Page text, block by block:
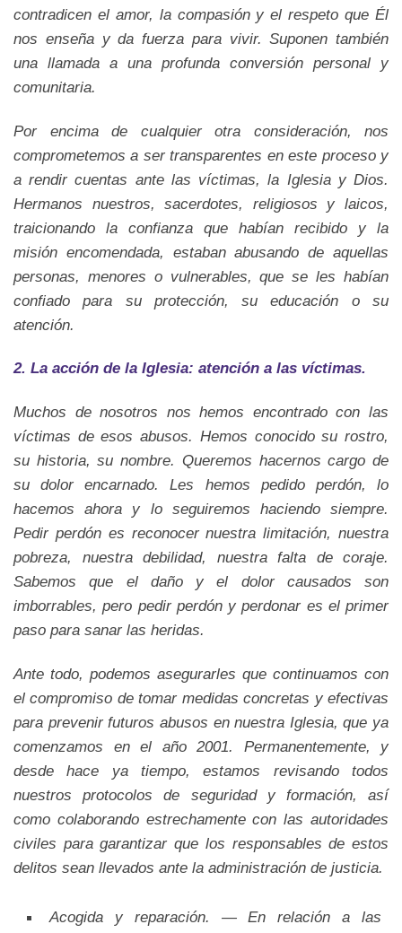
contradicen el amor, la compasión y el respeto que Él
nos enseña y da fuerza para vivir. Suponen también
una llamada a una profunda conversión personal y
comunitaria.
Por encima de cualquier otra consideración, nos
comprometemos a ser transparentes en este proceso y
a rendir cuentas ante las víctimas, la Iglesia y Dios.
Hermanos nuestros, sacerdotes, religiosos y laicos,
traicionando la confianza que habían recibido y la
misión encomendada, estaban abusando de aquellas
personas, menores o vulnerables, que se les habían
confiado para su protección, su educación o su
atención.
2. La acción de la Iglesia: atención a las víctimas.
Muchos de nosotros nos hemos encontrado con las
víctimas de esos abusos. Hemos conocido su rostro,
su historia, su nombre. Queremos hacernos cargo de
su dolor encarnado. Les hemos pedido perdón, lo
hacemos ahora y lo seguiremos haciendo siempre.
Pedir perdón es reconocer nuestra limitación, nuestra
pobreza, nuestra debilidad, nuestra falta de coraje.
Sabemos que el daño y el dolor causados son
imborrables, pero pedir perdón y perdonar es el primer
paso para sanar las heridas.
Ante todo, podemos asegurarles que continuamos con
el compromiso de tomar medidas concretas y efectivas
para prevenir futuros abusos en nuestra Iglesia, que ya
comenzamos en el año 2001. Permanentemente, y
desde hace ya tiempo, estamos revisando todos
nuestros protocolos de seguridad y formación, así
como colaborando estrechamente con las autoridades
civiles para garantizar que los responsables de estos
delitos sean llevados ante la administración de justicia.
Acogida y reparación. — En relación a las